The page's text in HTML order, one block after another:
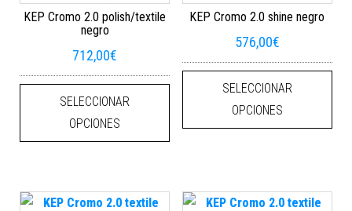
KEP Cromo 2.0 polish/textile
negro
712,00€
SELECCIONAR
OPCIONES
Este producto tiene múltiples
KEP Cromo 2.0 shine negro
576,00€
SELECCIONAR
OPCIONES